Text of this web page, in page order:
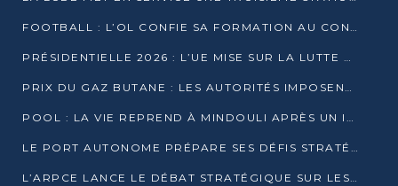
FOOTBALL : L’OL CONFIE SA FORMATION AU CONGOLAIS CHRISTIAN BASSILA
PRÉSIDENTIELLE 2026 : L’UE MISE SUR LA LUTTE CONTRE LA DÉSINFORMATION
PRIX DU GAZ BUTANE : LES AUTORITÉS IMPOSENT LE RESPECT DES PRIX RÉGLEMENTÉS
POOL : LA VIE REPREND À MINDOULI APRÈS UN INCIDENT ARMÉ SUR LA RN1
LE PORT AUTONOME PRÉPARE SES DÉFIS STRATÉGIQUES DE 2026
L’ARPCE LANCE LE DÉBAT STRATÉGIQUE SUR LES DONNÉES, L’IA ET LA FINANCE NUMÉRIQUE AU CONGO